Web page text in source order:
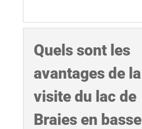
Quels sont les
avantages de la
visite du lac de
Braies en basse